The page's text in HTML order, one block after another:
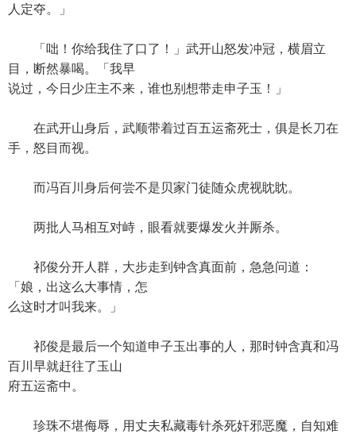
人定夺。」
「咄！你给我住了口了！」武开山怒发冲冠，横眉立
目，断然暴喝。「我早
说过，今日少庄主不来，谁也别想带走申子玉！」
在武开山身后，武顺带着过百五运斋死士，俱是长刀在
手，怒目而视。
而冯百川身后何尝不是贝家门徒随众虎视眈眈。
两批人马相互对峙，眼看就要爆发火并厮杀。
祁俊分开人群，大步走到钟含真面前，急急问道：
「娘，出这么大事情，怎
么这时才叫我来。」
祁俊是最后一个知道申子玉出事的人，那时钟含真和冯
百川早就赶往了玉山
府五运斋中。
珍珠不堪侮辱，用丈夫私藏毒针杀死奸邪恶魔，自知难